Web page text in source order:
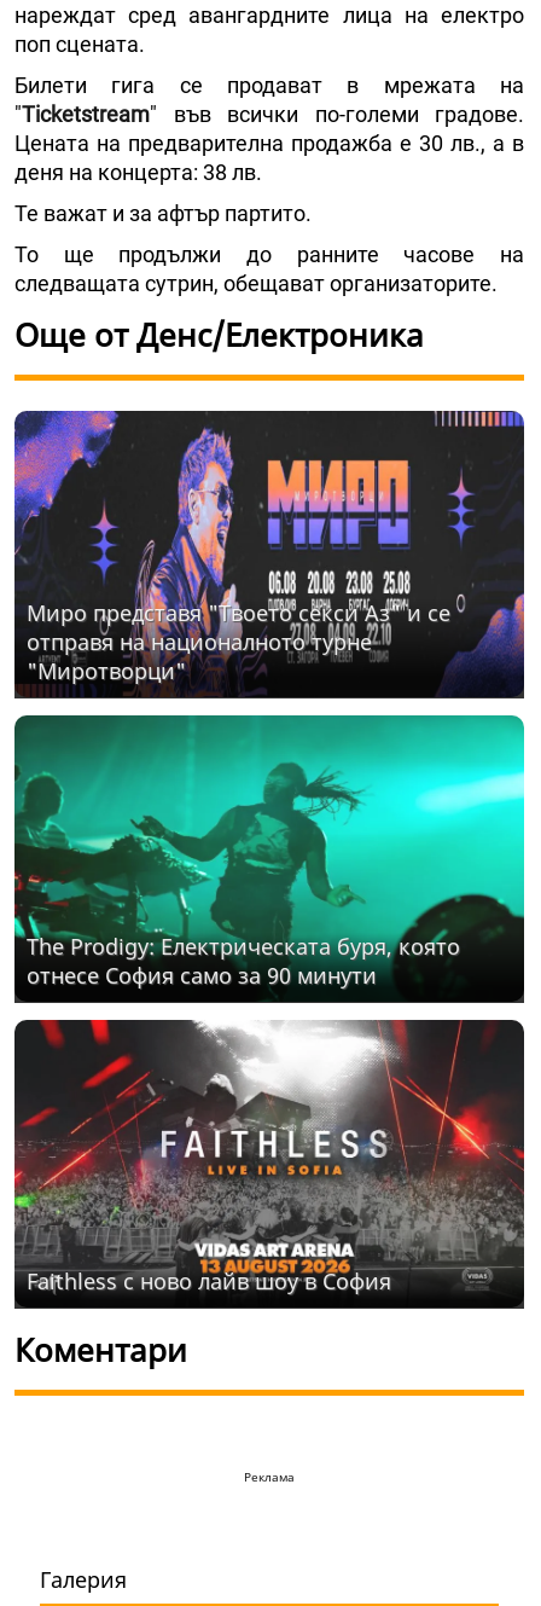
нареждат сред авангардните лица на електро
поп сцената.
Билети гига се продават в мрежата на
"Ticketstream" във всички по-големи градове.
Цената на предварителна продажба е 30 лв., а в
деня на концерта: 38 лв.
Те важат и за афтър партито.
То ще продължи до ранните часове на
следващата сутрин, обещават организаторите.
Още от Денс/Електроника
Миро представя "Твоето секси Аз" и се
отправя на националното турне
"Миротворци"
The Prodigy: Електрическата буря, която
отнесе София само за 90 минути
Faithless с ново лайв шоу в София
Коментари
Реклама
Галерия